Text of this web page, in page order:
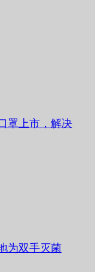
罩上市，解决
为双手灭菌